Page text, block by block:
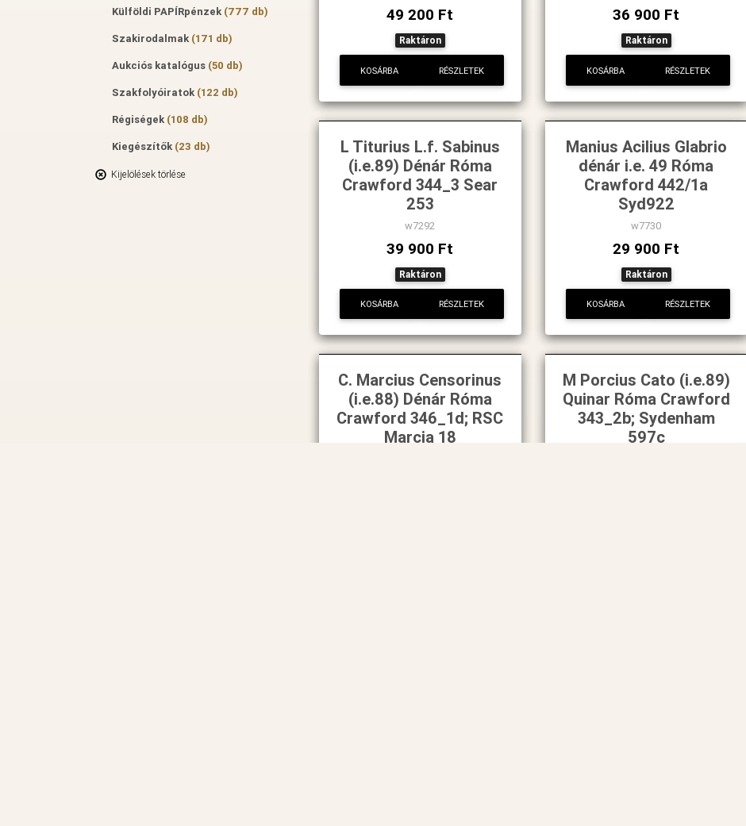
Külföldi PAPÍRpénzek (777 db)
Szakirodalmak (171 db)
Aukciós katalógus (50 db)
Szakfolyóiratok (122 db)
Régiségek (108 db)
Kiegészítők (23 db)
Kijelölések törlése
49 200 Ft
Raktáron
KOSÁRBA RÉSZLETEK
36 900 Ft
Raktáron
KOSÁRBA RÉSZLETEK
L Titurius L.f. Sabinus
(i.e.89) Dénár Róma
Crawford 344_3 Sear
253
w7292
39 900 Ft
Raktáron
KOSÁRBA RÉSZLETEK
Manius Acilius Glabrio
dénár i.e. 49 Róma
Crawford 442/1a
Syd922
w7730
29 900 Ft
Raktáron
KOSÁRBA RÉSZLETEK
C. Marcius Censorinus
(i.e.88) Dénár Róma
Crawford 346_1d; RSC
Marcia 18
M Porcius Cato (i.e.89)
Quinar Róma Crawford
343_2b; Sydenham
597c